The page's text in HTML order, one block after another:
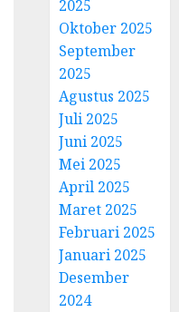
2025
Oktober 2025
September
2025
Agustus 2025
Juli 2025
Juni 2025
Mei 2025
April 2025
Maret 2025
Februari 2025
Januari 2025
Desember
2024